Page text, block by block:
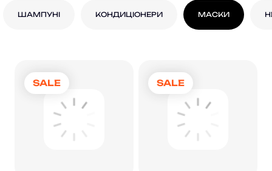
ШАМПУНІ КОНДИЦІОНЕРИ МАСКИ
SALE SALE